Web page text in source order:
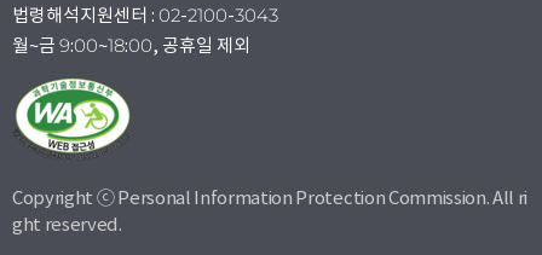
법령해석지원센터 : 02-2100-3043
월~금 9:00~18:00, 공휴일 제외
Copyright ⓒ Personal Information Protection Commission. All ri
ght reserved.